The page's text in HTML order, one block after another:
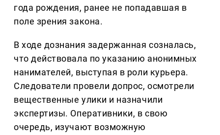
года рождения, ранее не попадавшая в
поле зрения закона.
В ходе дознания задержанная созналась,
что действовала по указанию анонимных
нанимателей, выступая в роли курьера.
Следователи провели допрос, осмотрели
вещественные улики и назначили
экспертизы. Оперативники, в свою
очередь, изучают возможную